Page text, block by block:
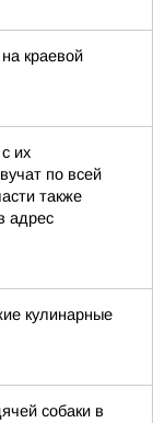
краевой
их
по всей
также
адрес
кулинарные
собаки в